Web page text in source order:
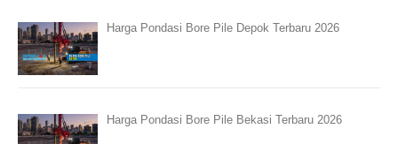
Harga Pondasi Bore Pile Depok Terbaru 2026
Harga Pondasi Bore Pile Bekasi Terbaru 2026